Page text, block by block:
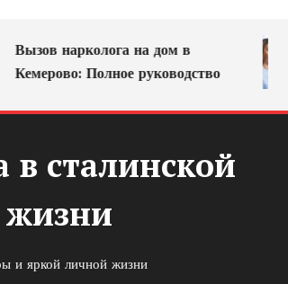
нарколога на дом в
Полное руководство
сталинской
жизни
и яркой личной жизни